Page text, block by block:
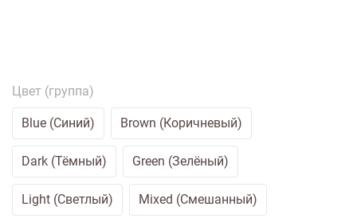
Цвет (группа)
Blue (Синий) Brown (Коричневый)
Dark (Тёмный) Green (Зелёный)
Light (Светлый) Mixed (Смешанный)